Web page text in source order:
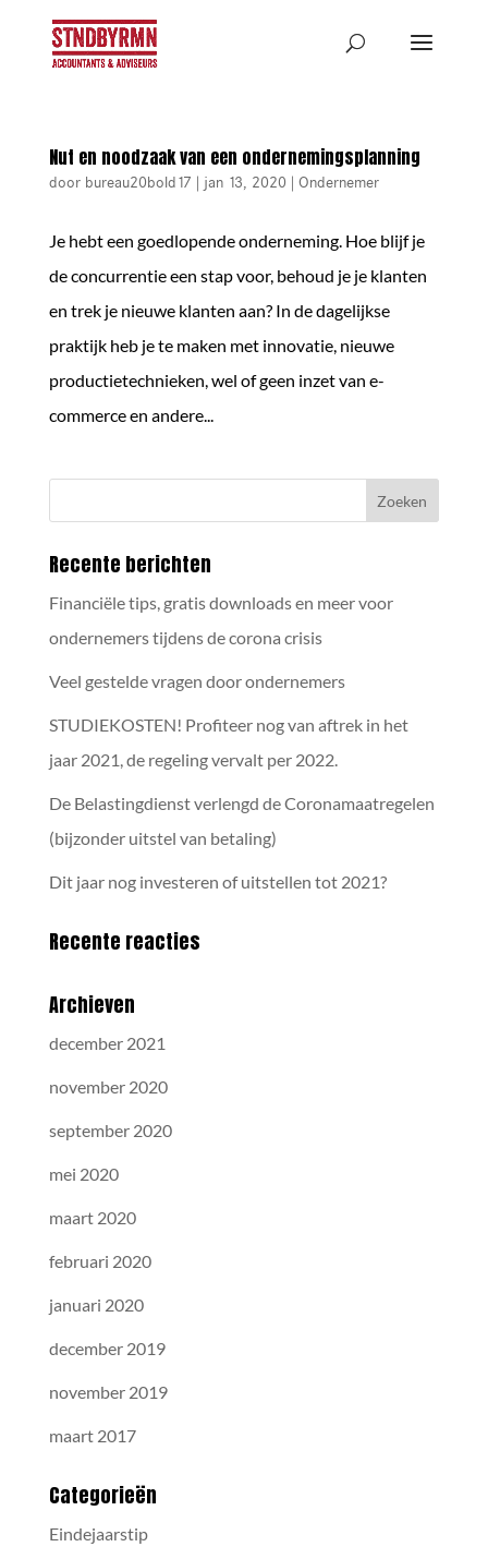
Nut en noodzaak van een ondernemingsplanning
door bureau20bold17 | jan 13, 2020 | Ondernemer
Je hebt een goedlopende onderneming. Hoe blijf je
de concurrentie een stap voor, behoud je je klanten
en trek je nieuwe klanten aan? In de dagelijkse
praktijk heb je te maken met innovatie, nieuwe
productietechnieken, wel of geen inzet van e-
commerce en andere...
Recente berichten
Financiële tips, gratis downloads en meer voor
ondernemers tijdens de corona crisis
Veel gestelde vragen door ondernemers
STUDIEKOSTEN! Profiteer nog van aftrek in het
jaar 2021, de regeling vervalt per 2022.
De Belastingdienst verlengd de Coronamaatregelen
(bijzonder uitstel van betaling)
Dit jaar nog investeren of uitstellen tot 2021?
Recente reacties
Archieven
december 2021
november 2020
september 2020
mei 2020
maart 2020
februari 2020
januari 2020
december 2019
november 2019
maart 2017
Categorieën
Eindejaarstip